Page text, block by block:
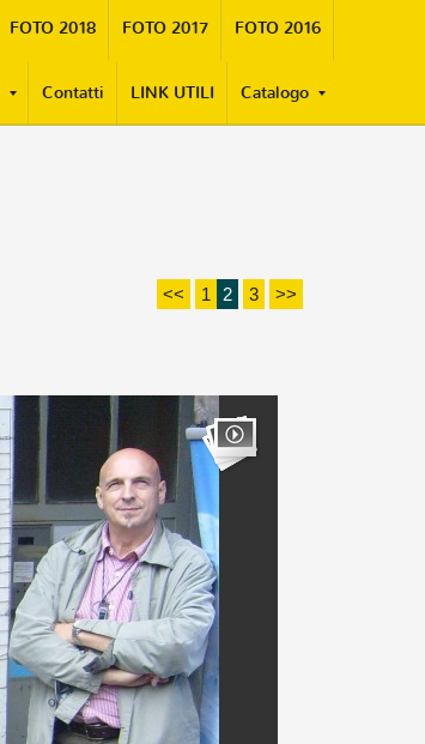
FOTO 2018 FOTO 2017 FOTO 2016
Contatti LINK UTILI Catalogo
<< 1 2 3 >>